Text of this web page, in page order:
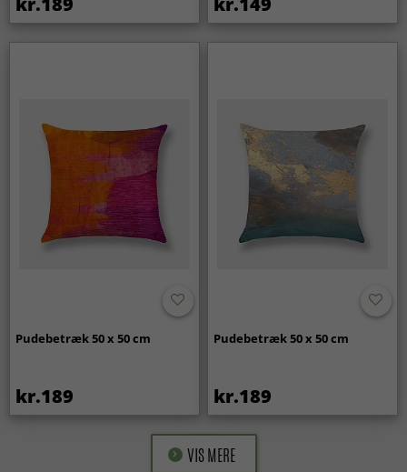
Pudebetræk 50 x 50 cm
kr.189
Pudebetræk 50 x 50 cm
kr.189
VIS MERE